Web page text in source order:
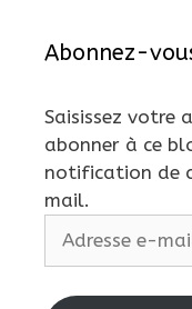
Abonnez-
Saisissez votre
abonner à ce
notification de
mail.